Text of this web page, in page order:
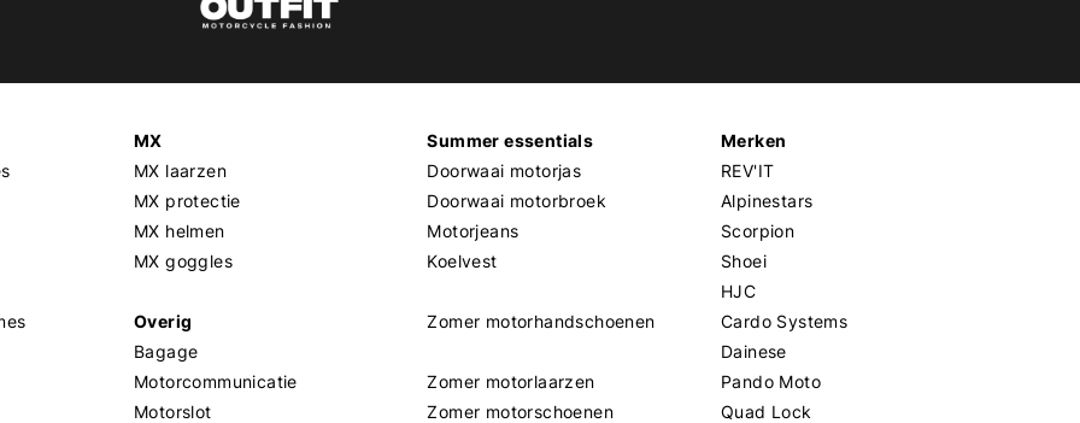
MX
MX laarzen
MX protectie
MX helmen
MX goggles
Overig
Bagage
Motorcommunicatie
Motorslot
Summer essentials
Doorwaai motorjas
Doorwaai motorbroek
Motorjeans
Koelvest
Zomer motorhandschoenen
Zomer motorlaarzen
Zomer motorschoenen
Merken
REV'IT
Alpinestars
Scorpion
Shoei
HJC
Cardo Systems
Dainese
Pando Moto
Quad Lock